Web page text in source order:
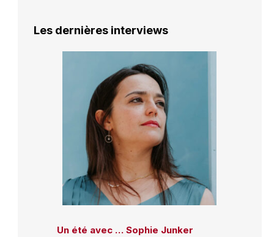
Les dernières interviews
Un été avec … Sophie Junker